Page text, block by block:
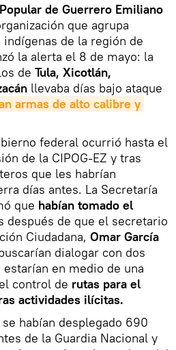
de Guerrero Emiliano
que agrupa
de la región de
la alerta el 8 de mayo: la
de Tula, Xicotlán,
llevaba días bajo ataque
armas de alto calibre y
federal ocurrió hasta el
de la CIPOG-EZ y tras
que les habrían
días antes. La Secretaría
que habían tomado el
después de que el secretario
Ciudadana, Omar García
dialogar con dos
en medio de una
control de rutas para el
actividades ilícitas.
habían desplegado 690
de la Guardia Nacional y